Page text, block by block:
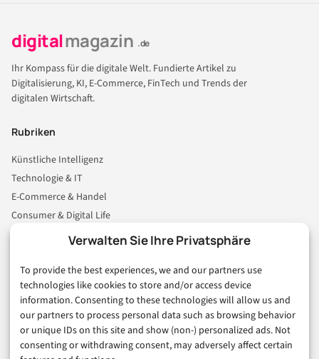
Verwalten Sie Ihre Privatsphäre
To provide the best experiences, we and our partners use
technologies like cookies to store and/or access device
information. Consenting to these technologies will allow us and
our partners to process personal data such as browsing behavior
or unique IDs on this site and show (non-) personalized ads. Not
consenting or withdrawing consent, may adversely affect certain
digitalmagazin .de
Ihr Kompass für die digitale Welt. Fundierte Artikel zu
Digitalisierung, KI, E-Commerce, FinTech und Trends der
digitalen Wirtschaft.
Rubriken
Künstliche Intelligenz
Technologie & IT
E-Commerce & Handel
Consumer & Digital Life
Business & Karriere
Sicherheit & Recht
Digitalisierung
Marketing